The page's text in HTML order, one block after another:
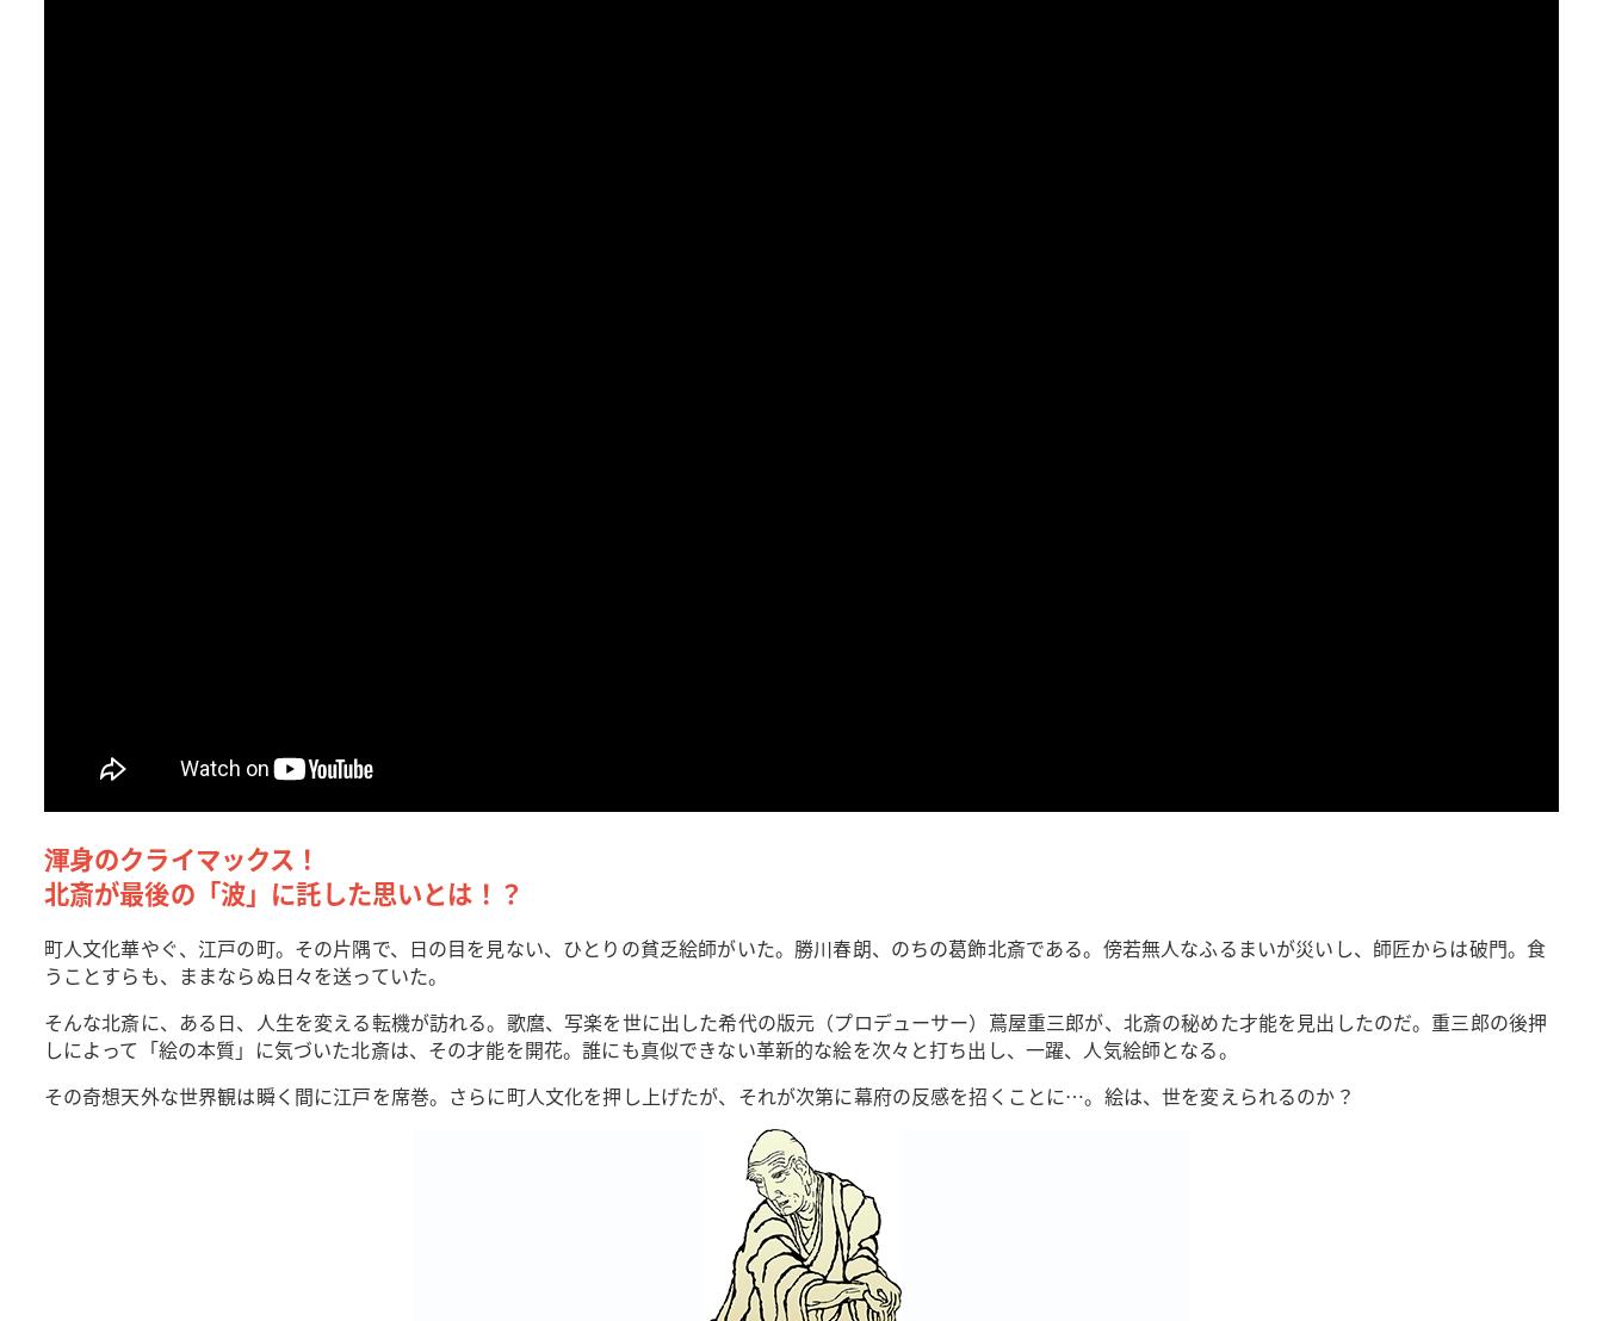
渾身のクライマックス！
北斎が最後の「波」に託した思いとは！？
町人文化華やぐ、江戸の町。その片隅で、日の目を見ない、ひとりの貧乏絵師がいた。勝川春朗、のちの葛飾北斎である。傍若無人なふるまいが災いし、師匠からは破門。食
うことすらも、ままならぬ日々を送っていた。
そんな北斎に、ある日、人生を変える転機が訪れる。歌麿、写楽を世に出した希代の版元（プロデューサー）蔦屋重三郎が、北斎の秘めた才能を見出したのだ。重三郎の後押
しによって「絵の本質」に気づいた北斎は、その才能を開花。誰にも真似できない革新的な絵を次々と打ち出し、一躍、人気絵師となる。
その奇想天外な世界観は瞬く間に江戸を席巻。さらに町人文化を押し上げたが、それが次第に幕府の反感を招くことに…。絵は、世を変えられるのか？